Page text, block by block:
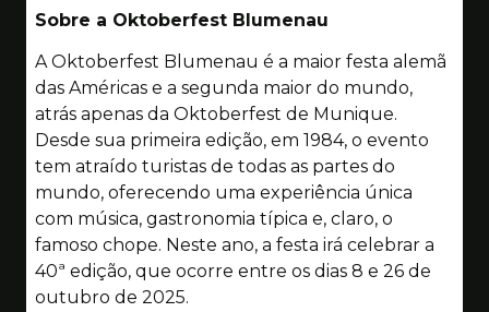
Sobre a Oktoberfest Blumenau
A Oktoberfest Blumenau é a maior festa alemã
das Américas e a segunda maior do mundo,
atrás apenas da Oktoberfest de Munique.
Desde sua primeira edição, em 1984, o evento
tem atraído turistas de todas as partes do
mundo, oferecendo uma experiência única
com música, gastronomia típica e, claro, o
famoso chope. Neste ano, a festa irá celebrar a
40ª edição, que ocorre entre os dias 8 e 26 de
outubro de 2025.